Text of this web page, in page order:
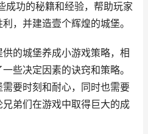
成功的秘籍和经验，帮助玩家
，并建造壹个辉煌的城堡。
的城堡养成小游戏策略，相
些决定因素的诀窍和策略。
要时刻和耐心，同时也需要
弟们在游戏中取得巨大的成